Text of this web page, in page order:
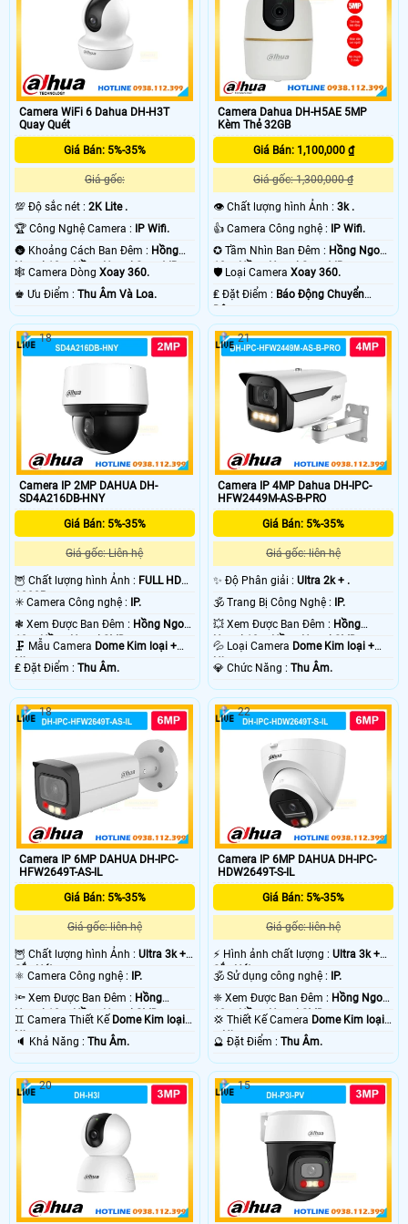
Camera WiFi 6 Dahua DH-H3T
Quay Quét
Giá Bán: 5%-35%
Giá gốc:
💯 Độ sắc nét : 2K Lite .
🏆 Công Nghệ Camera : IP Wifi.
🌚 Khoảng Cách Ban Đêm : Hồng
Ngoại 10m Hồng Ngoại Smart IR.
🕸️ Camera Dòng Xoay 360.
️♚ Ưu Điểm : Thu Âm Và Loa.
Camera Dahua DH-H5AE 5MP
Kèm Thẻ 32GB
Giá Bán: 1,100,000 ₫
Giá gốc: 1,300,000 ₫
👁 Chất lượng hình Ảnh :3k .
👍 Camera Công nghệ : IP Wifi.
✪ Tầm Nhìn Ban Đêm : Hồng Ngoại
10m Hồng Ngoại Smart IR.
🛡 Loại CameraXoay 360.
️₤ Đặt Điểm : Báo Động Chuyển
Động.
Camera IP 2MP DAHUA DH-
SD4A216DB-HNY
Giá Bán: 5%-35%
Giá gốc: Liên hệ
🦉 Chất lượng hình Ảnh : FULL HD
1080P .
✳️ Camera Công nghệ :
IP.
❃ Xem Được Ban Đêm : Hồng Ngoại
10m Hồng Ngoại SMD.
🗜️ Mẫu Camera Dome Kim loại +
Nhựa.
️₤ Đặt Điểm : Thu Âm.
18
Camera IP 4MP Dahua DH-IPC-
HFW2449M-AS-B-PRO
Giá Bán: 5%-35%
Giá gốc: liên hệ
✨ Độ Phân giải :Ultra 2k + .
🕉️ Trang Bị Công Nghệ :
IP.
💥 Xem Được Ban Đêm : Hồng
Ngoại 10m Hồng Ngoại SMD.
💦 Loại Camera Dome Kim loại +
Nhựa.
️💎 Chức Năng :Thu Âm.
21
Camera IP 6MP DAHUA DH-IPC-
HFW2649T-AS-IL
Giá Bán: 5%-35%
Giá gốc: liên hệ
🦉 Chất lượng hình Ảnh : Ultra 3k +
Sắc Nét .
⚛️ Camera Công nghệ :
IP.
🔦 Xem Được Ban Đêm : Hồng
Ngoại 10m Hồng Ngoại SMD.
♊ Camera Thiết Kế Dome Kim loại +
Nhựa.
️🔈 Khả Năng : Thu Âm.
18
Camera IP 6MP DAHUA DH-IPC-
HDW2649T-S-IL
Giá Bán: 5%-35%
Giá gốc: liên hệ
️⚡ Hình ảnh chất lượng :Ultra 3k +
Sắc Nét .
🕉️ Sử dụng công nghệ :
IP.
❈ Xem Được Ban Đêm : Hồng Ngoại
10m Hồng Ngoại SMD.
💢 Thiết Kế Camera Dome Kim loại
+ Nhựa.
️🔮 Đặt Điểm :Thu Âm.
22
20 15